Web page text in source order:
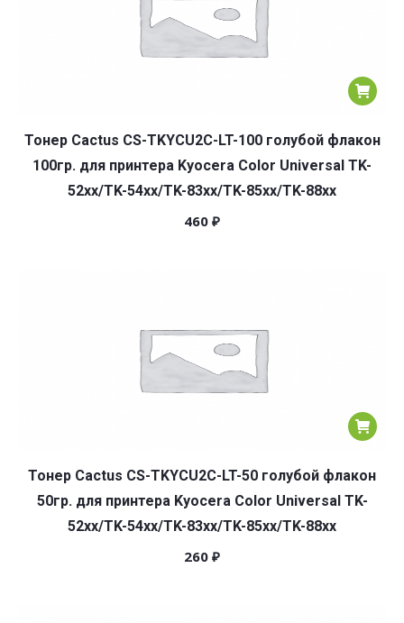
Тонер Cactus CS-TKYCU2C-LT-100 голубой флакон
100гр. для принтера Kyocera Color Universal TK-
52xx/TK-54xx/TK-83xx/TK-85xx/TK-88xx
460 ₽
Тонер Cactus CS-TKYCU2C-LT-50 голубой флакон
50гр. для принтера Kyocera Color Universal TK-
52xx/TK-54xx/TK-83xx/TK-85xx/TK-88xx
260 ₽